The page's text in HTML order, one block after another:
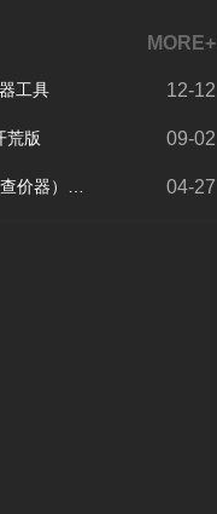
MORE+
工具 12-12
荒版 09-02
性提示音 04-27